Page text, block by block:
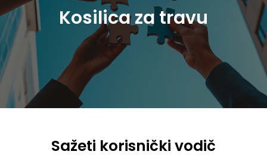
Kosilica za travu
Sažeti korisnički vodič